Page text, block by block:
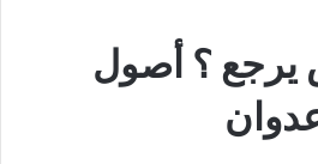
يرجع ؟ أصول